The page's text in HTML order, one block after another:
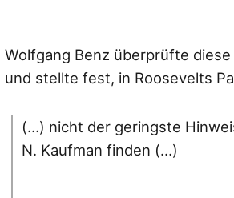
Wolfgang Benz überprüfte
und stellte fest, in Roosevelts
(…) nicht der geringste
N. Kaufman finden (…)